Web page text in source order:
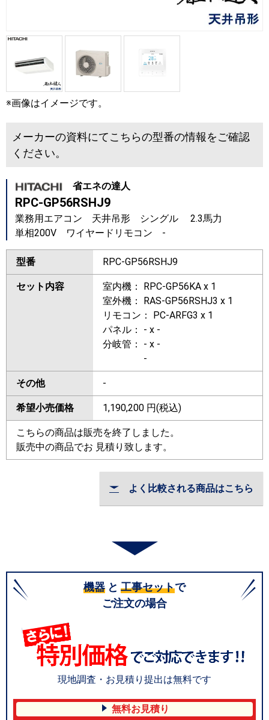
※画像はイメージです。
メーカーの資料にてこちらの型番の情報をご確認
ください。
省エネの達人
RPC-GP56RSHJ9
業務用エアコン 天井吊形 シングル 2.3馬力
単相200V ワイヤードリモコン -
型番 RPC-GP56RSHJ9
セット内容
室内機： RPC-GP56KA x 1
室外機： RAS-GP56RSHJ3 x 1
リモコン： PC-ARFG3 x 1
パネル： - x -
分岐管： - x -
-
その他 -
希望小売価格 1,190,200 円(税込)
こちらの商品は販売を終了しました。
販売中の商品でお 見積り致します。
よく比較される商品はこちら
機器 と 工事セットで
ご注文の場合
現地調査・お見積り提出は無料です
無料お見積り